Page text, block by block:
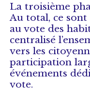
La troisième
Au total, ce
au vote des
centralisé
vers les
participation
événements
vote.